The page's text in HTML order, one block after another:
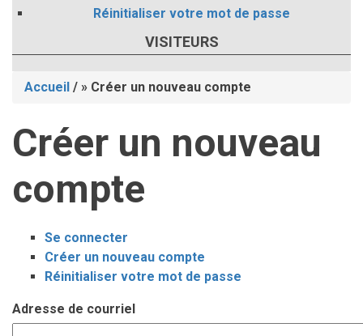
Réinitialiser votre mot de passe
VISITEURS
d'Ariane
Accueil / Créer un nouveau compte
Créer un nouveau
compte
Onglets
principaux
Se connecter
Créer un nouveau compte
actif)
Réinitialiser votre mot de passe
Adresse de courriel